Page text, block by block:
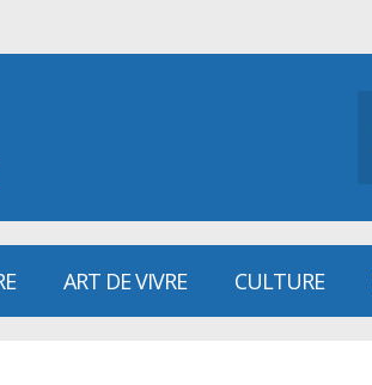
ART DE VIVRE CULTURE